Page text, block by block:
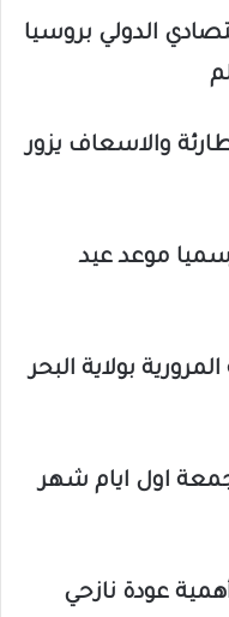
الدولي بروسيا
والاسعاف يزور
موعد عيد
بولاية البحر
اول ايام شهر
عودة نازحي